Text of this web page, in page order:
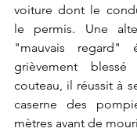
voiture dont le
le permis. Une
"mauvais regard"
grièvement
couteau, il réussit à
caserne des
mètres avant de